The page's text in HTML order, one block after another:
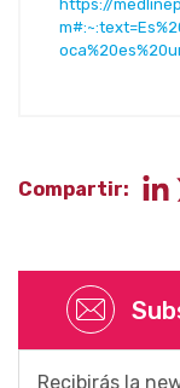
https://
Compartir:
Recibirás la